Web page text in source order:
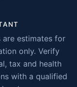
are estimates for
only. Verify
tax and health
with a qualified